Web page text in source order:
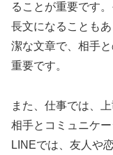
ることが重要です
長文になることも
潔な文章で、相手
重要です。
また、仕事では、
相手とコミュニケ
LINEでは、友人や